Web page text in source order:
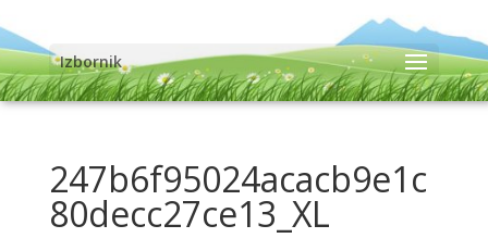
Izbornik
247b6f95024acacb9e1c
80decc27ce13_XL